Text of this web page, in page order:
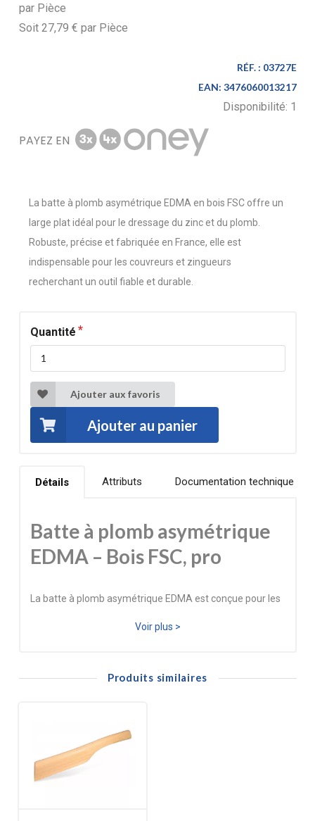
par Pièce
Soit 27,79 € par Pièce
RÉF. : 03727E
EAN: 3476060013217
Disponibilité: 1
PAYEZ EN
La batte à plomb asymétrique EDMA en bois FSC offre un
large plat idéal pour le dressage du zinc et du plomb.
Robuste, précise et fabriquée en France, elle est
indispensable pour les couvreurs et zingueurs
recherchant un outil fiable et durable.
Quantité
Ajouter aux favoris
Ajouter au panier
Détails Attributs Documentation technique
Batte à plomb asymétrique
EDMA – Bois FSC, pro
La batte à plomb asymétrique EDMA est conçue pour les
plomb et les métaux tendres sans les marquer
et confort d’utilisation, même en usage intensif. Sa
conception soignée en fait un outil fiable pour les
couvreurs professionnels recherchant précision,
Voir plus >
Produits similaires